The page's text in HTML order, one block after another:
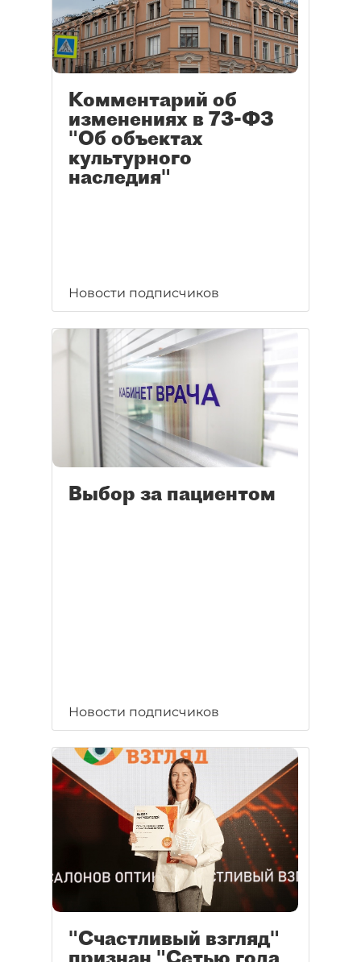
Комментарий об
изменениях в 73-ФЗ
"Об объектах
культурного
наследия"
Новости подписчиков
Выбор за пациентом
Новости подписчиков
"Счастливый взгляд"